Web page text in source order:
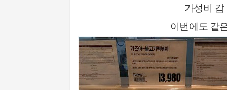
가성비
이번에도 같